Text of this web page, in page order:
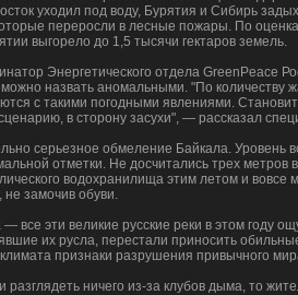
уходил под воду, Бурятия и Сибирь
переросли в лесные пожары. По
выгорело до 1,5 тысячи гектаров земель.
Энергетического отдела GreenPeace
назвать аномальными. "По количеству
с такими погодными явлениями.
в сторону засухи", — рассказал
серьезное обмеление Байкала. Уровень
отметки. Не досчитались трех
водохранилища этим летом и
не замочив обуви.
все эти великие русские реки в этом году
их русла, перестали приносить
признаки разрушения привычного
разглядеть ничего из-за клубов дыма, то